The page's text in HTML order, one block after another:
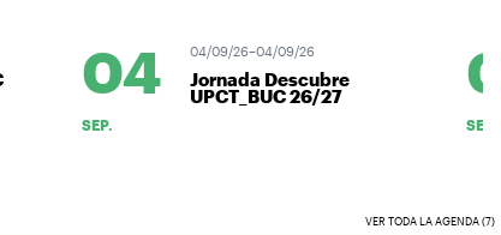
04
SEP.
04/09/26–04/09/26
Jornada Descubre
UPCT_BUC 26/27
SEP.
VER TODA LA AGENDA (7)